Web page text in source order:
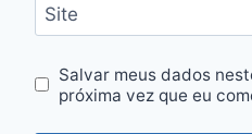
Site
Salvar meus dados
próxima vez que eu